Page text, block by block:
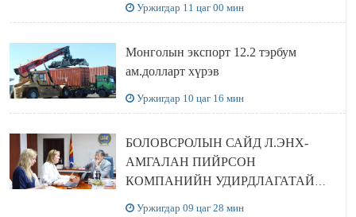
Уржигдар 11 цаг 00 мин
Монголын экспорт 12.2 тэрбум
ам.долларт хүрэв
Уржигдар 10 цаг 16 мин
БОЛОВСРОЛЫН САЙД Л.ЭНХ-
АМГАЛАН ПИЙРСОН
КОМПАНИЙН УДИРДЛАГАТАЙ
Уржигдар 09 цаг 28 мин